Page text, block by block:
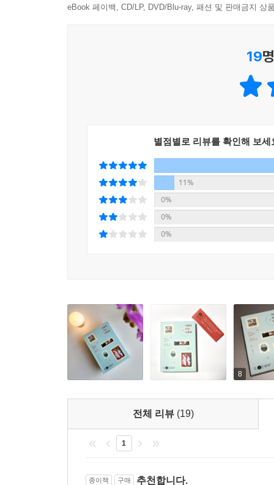
아동, 장애인, 난민, 인종, 집단 학살, 체벌, 기후
존엄함은 존중받아야 하는지 등을 명화와 함
각각의 원고 말미에 ‘궁금해요’ 코너를 마련해
저자 박민경은 “예전에는 미학의 측면에서 그림
그림에 조예가 깊은 것도, 인권을 학문적으로
들어왔기에 가능한 일이었을 것이다. 무엇보다
문화적 권리 등을 세계적인 명화와 실례를 통해
사는 미술관》은 아직 인권이라는 개념이 낯선
데 가이드 역할을 톡톡히 해줄 것이다. 또한 학
“타인에게 공감할 줄 알고 서로의 다름을 인정할 줄
인권 감수성 넘치는 사회가 될 때,
‘사람 사는 세상’이 될 수 있으리라고 믿습니다.”
권리를 최대한 인정하기 위해 다듬은 문장들이
않다. 저자 박민경은 평소 좋아하는 미술을 매개
eBook 페이백, CD/LP, DVD/Blu-ray, 패션 및 판매금지 상
19
별점별로 리뷰를 확인해 보세
11%
0%
0%
0%
8
전체 리뷰 (19)
1
종이책 구매 추천합니다.